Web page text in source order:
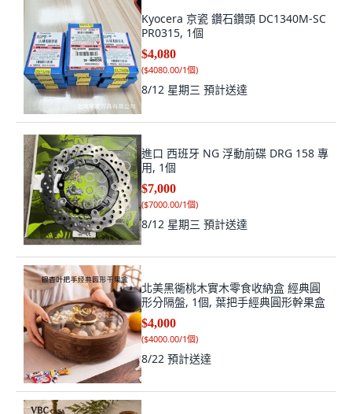
Kyocera 京瓷 鑽石鑽頭 DC1340M-SC
PR0315, 1個
$4,080
($4080.00/1個)
8/12 星期三 預計送達
進口 西班牙 NG 浮動前碟 DRG 158 專
用, 1個
$7,000
($7000.00/1個)
8/12 星期三 預計送達
北美黑衚桃木實木零食收納盒 經典圓
形分隔盤, 1個, 葉把手經典圓形幹果盒
$4,000
($4000.00/1個)
8/22 預計送達